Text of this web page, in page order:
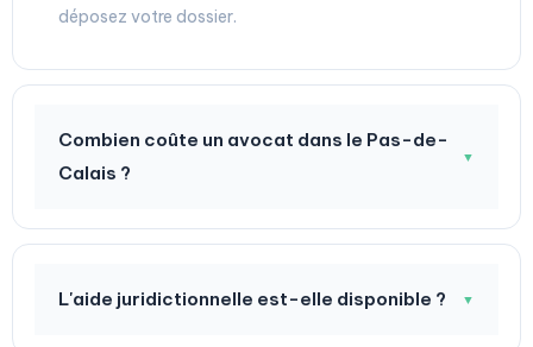
déposez votre dossier.
Combien coûte un avocat dans le Pas-de-
Calais ?
▼
L'aide juridictionnelle est-elle disponible ? ▼